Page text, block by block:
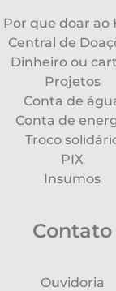
Por que doar ao
Central de
Dinheiro ou
Projetos
Conta de
Conta de
Troco
PIX
Insumos
Contato
Ouvidoria